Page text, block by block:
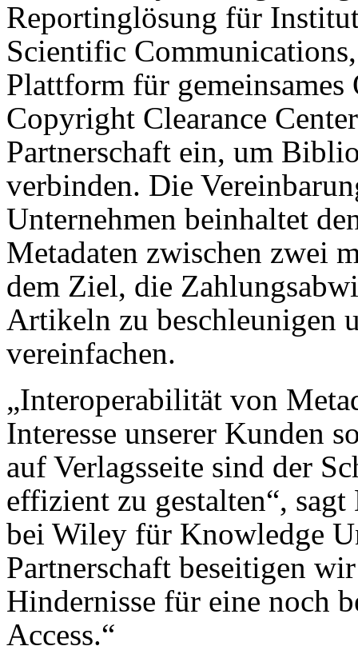
Reportinglösung für
Scientific
Plattform für gemeinsames
Copyright Clearance
Partnerschaft ein, um
verbinden. Die
Unternehmen beinhaltet
Metadaten zwischen zwei
dem Ziel, die
Artikeln zu beschleunigen
vereinfachen.
„Interoperabilität von
Interesse unserer Kunden
auf Verlagsseite sind der
effizient zu gestalten“,
bei Wiley für Knowledge
Partnerschaft beseitigen
Hindernisse für eine noch
Access.“